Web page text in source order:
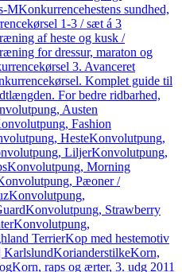
MKonkurrencehestens sundhed,
1-3 / sæt á 3
af heste og kusk /
for dressur, maraton og
3. Avanceret
Komplet guide til
For bedre ridbarhed,
Austen
Fashion
HesteKonvolutpung,
LiljerKonvolutpung,
Konvolutpung, Morning
Pæoner /
Konvolutpung,
Konvolutpung, Strawberry
Konvolutpung,
TerrierKop med hestemotiv
KarlslundKorianderstilkeKorn,
Korn, raps og ærter, 3. udg 2011